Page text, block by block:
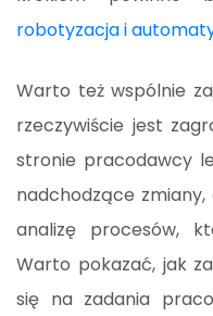
robotyzacja i
Warto też wspólnie
rzeczywiście jest
stronie pracodawcy
nadchodzące
analizę procesów,
Warto pokazać, jak
się na zadania